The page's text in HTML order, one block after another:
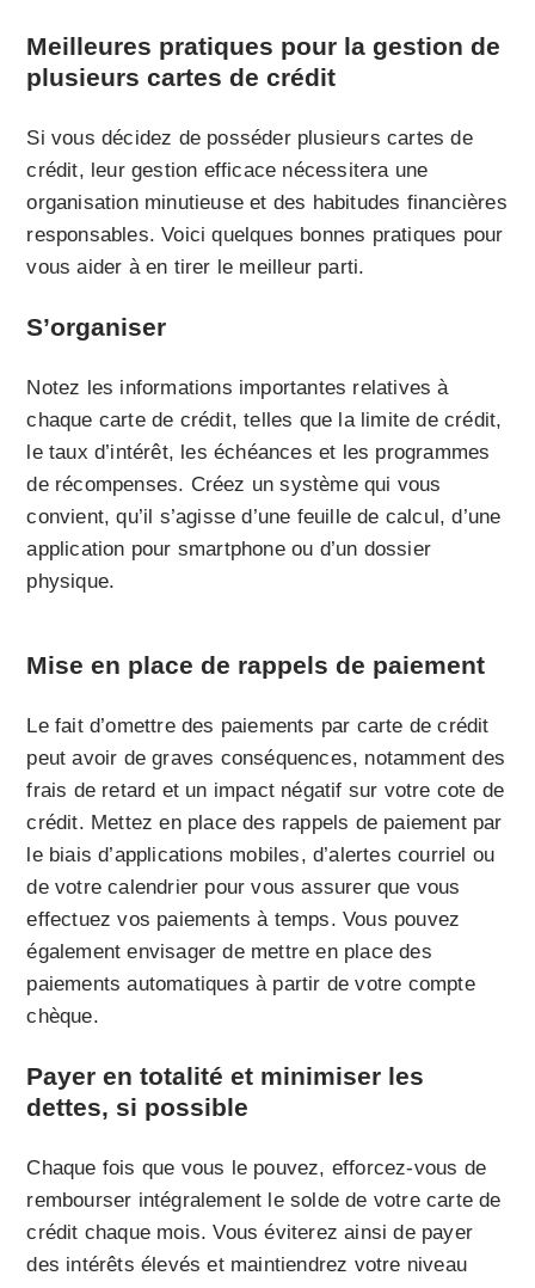
Meilleures pratiques pour la gestion de
plusieurs cartes de crédit
Si vous décidez de posséder plusieurs cartes de
crédit, leur gestion efficace nécessitera une
organisation minutieuse et des habitudes financières
responsables. Voici quelques bonnes pratiques pour
vous aider à en tirer le meilleur parti.
S’organiser
Notez les informations importantes relatives à
chaque carte de crédit, telles que la limite de crédit,
le taux d’intérêt, les échéances et les programmes
de récompenses. Créez un système qui vous
convient, qu’il s’agisse d’une feuille de calcul, d’une
application pour smartphone ou d’un dossier
physique.
Mise en place de rappels de paiement
Le fait d’omettre des paiements par carte de crédit
peut avoir de graves conséquences, notamment des
frais de retard et un impact négatif sur votre cote de
crédit. Mettez en place des rappels de paiement par
le biais d’applications mobiles, d’alertes courriel ou
de votre calendrier pour vous assurer que vous
effectuez vos paiements à temps. Vous pouvez
également envisager de mettre en place des
paiements automatiques à partir de votre compte
chèque.
Payer en totalité et minimiser les
dettes, si possible
Chaque fois que vous le pouvez, efforcez-vous de
rembourser intégralement le solde de votre carte de
crédit chaque mois. Vous éviterez ainsi de payer
des intérêts élevés et maintiendrez votre niveau